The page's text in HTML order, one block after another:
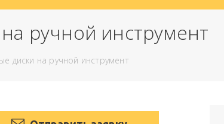
ручной инструмент
диски на ручной инструмент